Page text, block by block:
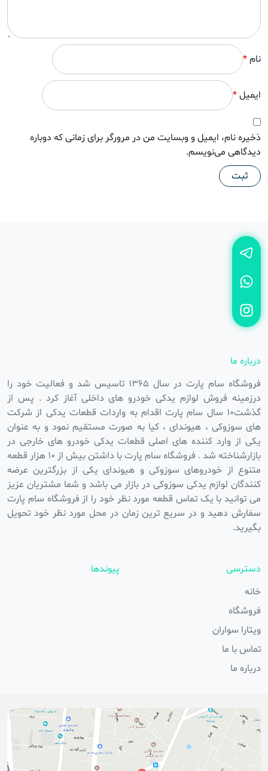
نام*
ایمیل*
ذخیره نام، ایمیل و وبسایت من در مرورگر برای زمانی که دوباره
دیدگاهی می‌نویسم.
درباره ما
فروشگاه سام پارت در سال ۱۳۶۵ تاسیس شد و فعالیت خود را
درزمینه فروش لوازم یدکی خودرو های داخلی آغاز کرد . پس از
گذشت۱۰ سال سام پارت اقدام به واردات قطعات یدکی از شرکت
های سوزوکی ، هیوندای ، کیا به صورت مستقیم نمود و به عنوان
یکی از وارد کننده های اصلی قطعات یدکی خودرو های خارجی در
بازارشناخته شد . فروشگاه سام پارت با داشتن بیش از ۱۰ هزار قطعه
متنوع از خودروهای سوزوکی و هیوندای یکی از بزرگترین عرضه
کنندگان لوازم یدکی سوزوکی در بازار می باشد و شما مشتریان عزیز
می توانید با یک تماس قطعه مورد نظر خود را از فروشگاه سام پارت
سفارش دهید و در سریع ترین زمان در محل مورد نظر خود تحویل
بگیرید.
دسترسی
خانه
فروشگاه
ویتارا سواران
تماس با ما
درباره ما
پیوندها